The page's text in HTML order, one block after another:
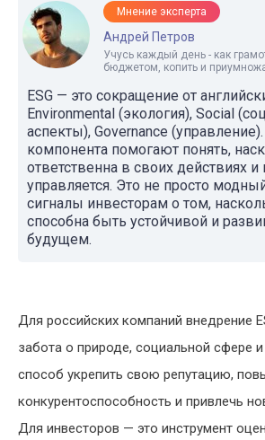
Мнение эксперта
Андрей Петров
Учусь каждый день - как
бюджетом, копить и
ESG — это сокращение от
Environmental (экология), Social
аспекты), Governance
компонента помогают понять,
ответственна в своих действиях и
управляется. Это не просто
сигналы инвесторам о том,
способна быть устойчивой и
будущем.
Для российских компаний внедрение
забота о природе, социальной сфере и
способ укрепить свою репутацию,
конкурентоспособность и привлечь
Для инвесторов — это инструмент